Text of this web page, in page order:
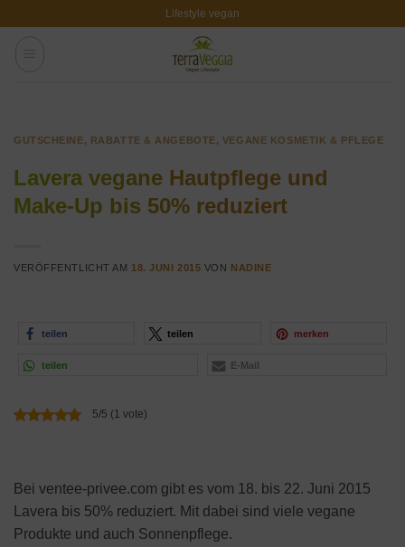
Lifestyle vegan
GUTSCHEINE, RABATTE & ANGEBOTE, VEGANE KOSMETIK & PFLEGE
Lavera vegane Hautpflege und
Make-Up bis 50% reduziert
VERÖFFENTLICHT AM 18. JUNI 2015 VON NADINE
teilen teilen merken
teilen E-Mail
5/5 (1 vote)
Bei ventee-privee.com gibt es vom 18. bis 22. Juni 2015
Lavera bis 50% reduziert. Mit dabei sind viele vegane
Produkte und auch Sonnenpflege.